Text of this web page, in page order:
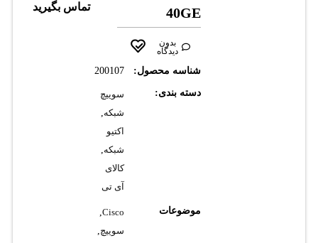
40GE
بدون
دیدگاه
شناسه محصول: 200107
دسته بندی:
سوییچ
شبکه,
اکتیو
شبکه,
کالای
آی تی
موضوعات Cisco
,
سوییچ,
تماس بگیرید